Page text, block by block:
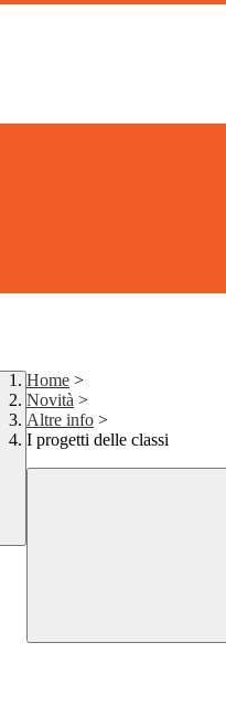
Home >
Novità >
Altre info >
I progetti delle classi